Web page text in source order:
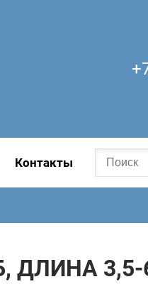
Контакты
ДЛИНА